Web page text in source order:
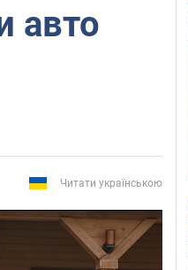
авто
Читати українською